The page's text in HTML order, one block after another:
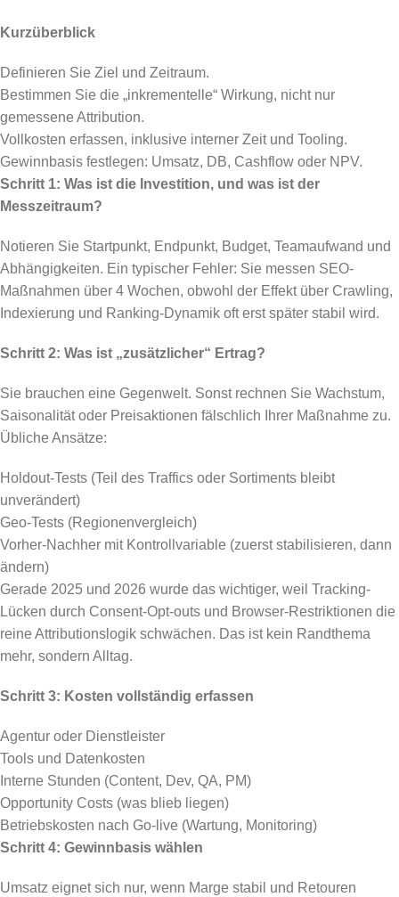
Kurzüberblick
Definieren Sie Ziel und Zeitraum.
Bestimmen Sie die „inkrementelle“ Wirkung, nicht nur
gemessene Attribution.
Vollkosten erfassen, inklusive interner Zeit und Tooling.
Gewinnbasis festlegen: Umsatz, DB, Cashflow oder NPV.
Schritt 1: Was ist die Investition, und was ist der
Messzeitraum?
Notieren Sie Startpunkt, Endpunkt, Budget, Teamaufwand und
Abhängigkeiten. Ein typischer Fehler: Sie messen SEO-
Maßnahmen über 4 Wochen, obwohl der Effekt über Crawling,
Indexierung und Ranking-Dynamik oft erst später stabil wird.
Schritt 2: Was ist „zusätzlicher“ Ertrag?
Sie brauchen eine Gegenwelt. Sonst rechnen Sie Wachstum,
Saisonalität oder Preisaktionen fälschlich Ihrer Maßnahme zu.
Übliche Ansätze:
Holdout-Tests (Teil des Traffics oder Sortiments bleibt
unverändert)
Geo-Tests (Regionenvergleich)
Vorher-Nachher mit Kontrollvariable (zuerst stabilisieren, dann
ändern)
Gerade 2025 und 2026 wurde das wichtiger, weil Tracking-
Lücken durch Consent-Opt-outs und Browser-Restriktionen die
reine Attributionslogik schwächen. Das ist kein Randthema
mehr, sondern Alltag.
Schritt 3: Kosten vollständig erfassen
Agentur oder Dienstleister
Tools und Datenkosten
Interne Stunden (Content, Dev, QA, PM)
Opportunity Costs (was blieb liegen)
Betriebskosten nach Go-live (Wartung, Monitoring)
Schritt 4: Gewinnbasis wählen
Umsatz eignet sich nur, wenn Marge stabil und Retouren